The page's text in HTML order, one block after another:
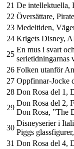
21 De intellektuella,
22 Översättare,
23 Medeltiden,
24 Krigets Disney,
25
En mus i svart
serietidningarnas
26 Folken utanför
27 Oppfinnar-Jocke
28 Don Rosa del 1,
29
Don Rosa del 2,
Don Rosa, ”The
30
Disneyserier i
Piggs
31 Don Rosa del 4,